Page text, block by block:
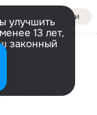
Войти
улучшить
13 лет,
законный
Ensemble